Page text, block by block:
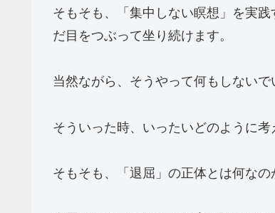
そもそも、「集中しない瞑想」を実
だ目をつぶって坐り続けます。
当然ながら、そうやって何もしない
そういった時、いったいどのように考
そもそも、「退屈」の正体とは何なの